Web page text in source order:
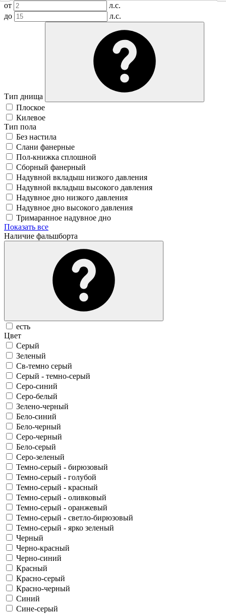
от
л.с.
до
л.с.
Тип днища
Плоское
Килевое
Тип пола
Без настила
Слани фанерные
Пол-книжка сплошной
Сборный фанерный
Надувной вкладыш низкого давления
Надувной вкладыш высокого давления
Надувное дно низкого давления
Надувное дно высокого давления
Тримаранное надувное дно
Показать все
Наличие фальшборта
есть
Цвет
Серый
Зеленый
Св-темно серый
Серый - темно-серый
Серо-синий
Серо-белый
Зелено-черный
Бело-синий
Бело-черный
Серо-черный
Бело-серый
Серо-зеленый
Темно-серый - бирюзовый
Темно-серый - голубой
Темно-серый - красный
Темно-серый - оливковый
Темно-серый - оранжевый
Темно-серый - светло-бирюзовый
Темно-серый - ярко зеленый
Черный
Черно-красный
Черно-синий
Красный
Красно-серый
Красно-черный
Синий
Сине-серый